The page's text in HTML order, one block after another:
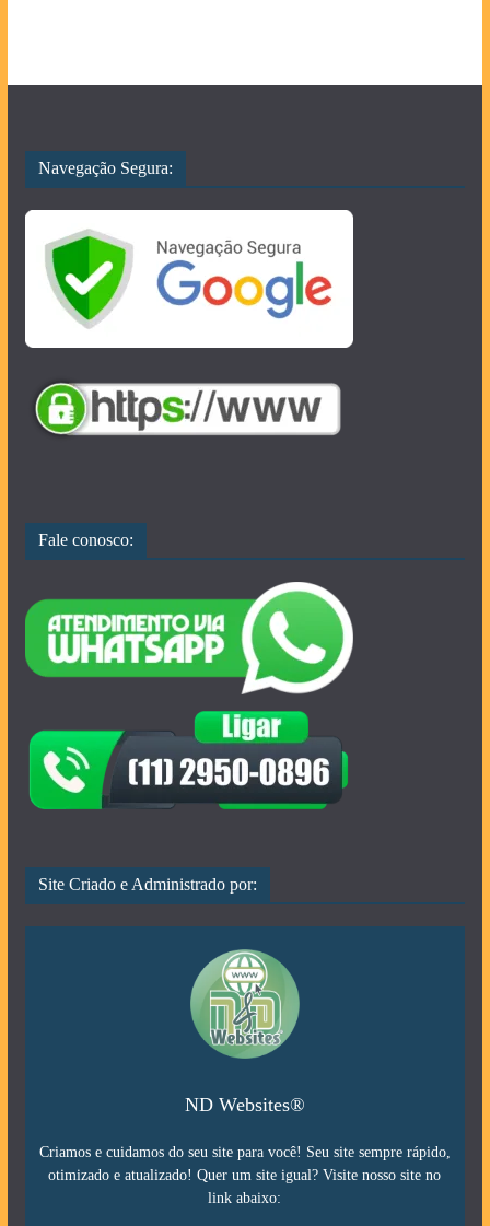
Navegação Segura:
Fale conosco:
Site Criado e Administrado por:
ND Websites®
Criamos e cuidamos do seu site para você! Seu site sempre rápido,
otimizado e atualizado! Quer um site igual? Visite nosso site no
link abaixo: